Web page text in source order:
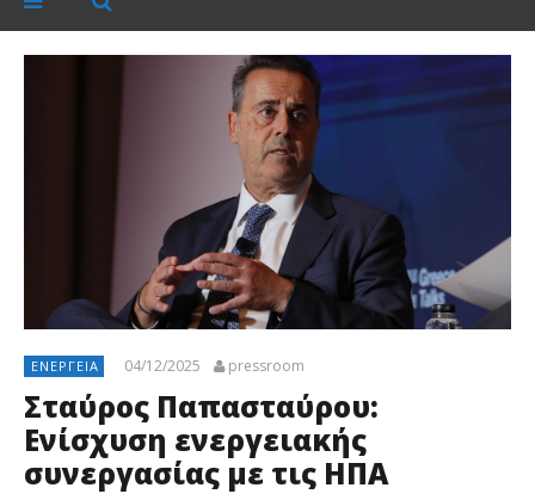
ΕΝΈΡΓΕΙΑ 04/12/2025 pressroom
Σταύρος Παπασταύρου:
Ενίσχυση ενεργειακής
συνεργασίας με τις ΗΠΑ